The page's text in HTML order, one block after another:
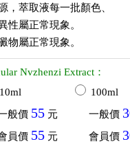
，萃取液每一批顏色、
性屬正常現象。
物屬正常現象。
Nvzhenzi Extract：
10ml
般價 55 元
員價 55 元
100ml
一般價
會員價